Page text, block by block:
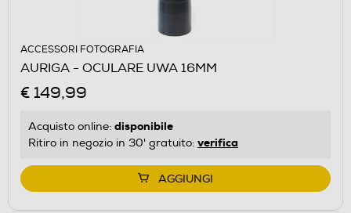
ACCESSORI FOTOGRAFIA
AURIGA - OCULARE UWA 16MM
€ 149,99
Acquisto online: disponibile
Ritiro in negozio in 30' gratuito: verifica
AGGIUNGI